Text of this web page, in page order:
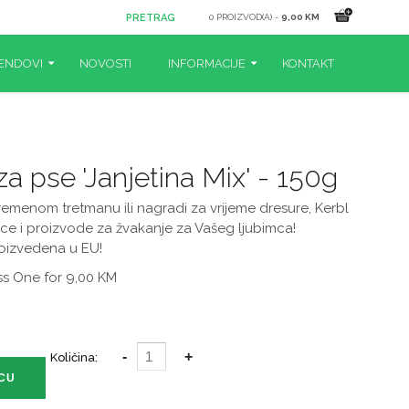
0 PROIZVOD(A) - 9,00 KM
NOVOSTI INFORMACIJE KONTAKT
pse 'Janjetina Mix' - 150g
tretmanu ili nagradi za vrijeme dresure, Kerbl
i proizvode za žvakanje za Vašeg ljubimca!
u EU!
One for 9,00 KM
Količina: